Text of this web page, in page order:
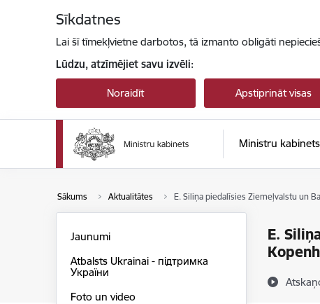
Sīkdatnes
Lai šī tīmekļvietne darbotos, tā izmanto obligāti
Lūdzu, atzīmējiet savu izvēli:
Noraidīt Apstiprināt visas
Ministru kabinets
Sākums Aktualitātes E. Siliņa piedalīsies Ziemeļvalstu un
E.
Jaunumi
Atbalsts Ukrainai - підтримка
України
Foto un video